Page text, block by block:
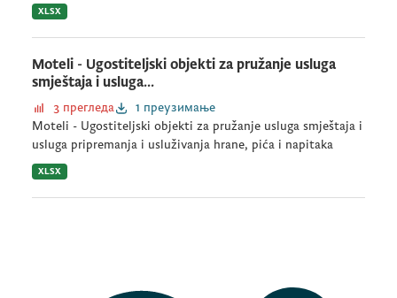
XLSX
Moteli - Ugostiteljski objekti za pružanje usluga
smještaja i usluga...
3 прегледа
1 преузимање
Moteli - Ugostiteljski objekti za pružanje usluga smještaja i
usluga pripremanja i usluživanja hrane, pića i napitaka
XLSX